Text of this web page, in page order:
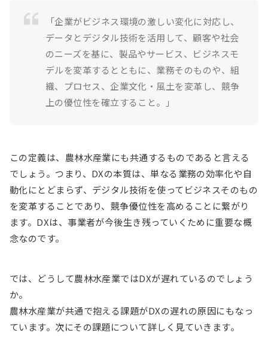
「企業がビジネス環境の激しい変化に対応し、
データとデジタル技術を活用して、顧客や社会
のニーズを基に、製品やサービス、ビジネスモ
デルを変革するとともに、業務そのものや、組
織、プロセス、企業文化・風土を変革し、競争
上の優位性を確立すること。」
この定義は、農林水産業にも共通するものであると言える
でしょう。つまり、DXの本質は、単なる業務の効率化や自
動化にとどまらず、デジタル技術を使ってビジネスそのもの
を変革することであり、競争優位性を高めることに繋がり
ます。DXは、事業者が今後生き残っていくために重要な概
念なのです。
では、どうして農林水産業ではDXが遅れているのでしょう
か。
農林水産業が共通で抱える課題がDXの遅れの原因にもなっ
ています。次にその課題について詳しく見ていきます。